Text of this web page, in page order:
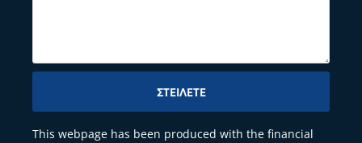
ΣΤΕΊΛΕΤΕ
This webpage has been produced with the financial